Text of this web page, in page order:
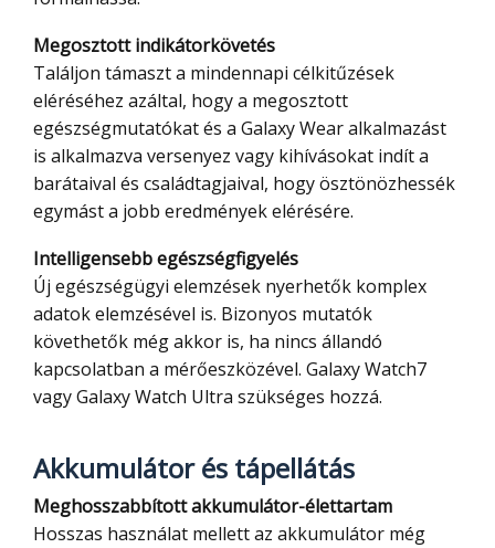
Megosztott indikátorkövetés
Találjon támaszt a mindennapi célkitűzések
eléréséhez azáltal, hogy a megosztott
egészségmutatókat és a Galaxy Wear alkalmazást
is alkalmazva versenyez vagy kihívásokat indít a
barátaival és családtagjaival, hogy ösztönözhessék
egymást a jobb eredmények elérésére.
Intelligensebb egészségfigyelés
Új egészségügyi elemzések nyerhetők komplex
adatok elemzésével is. Bizonyos mutatók
követhetők még akkor is, ha nincs állandó
kapcsolatban a mérőeszközével. Galaxy Watch7
vagy Galaxy Watch Ultra szükséges hozzá.
Akkumulátor és tápellátás
Meghosszabbított akkumulátor-élettartam
Hosszas használat mellett az akkumulátor még